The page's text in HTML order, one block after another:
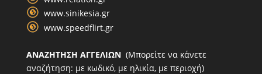
www.sinikesia.gr
www.speedflirt.gr
ΑΝΑΖΗΤΗΣΗ ΑΓΓΕΛΙΩΝ(Μπορείτε να κάνετε
αναζήτηση: με κωδικό, με ηλικία, με περιοχή)